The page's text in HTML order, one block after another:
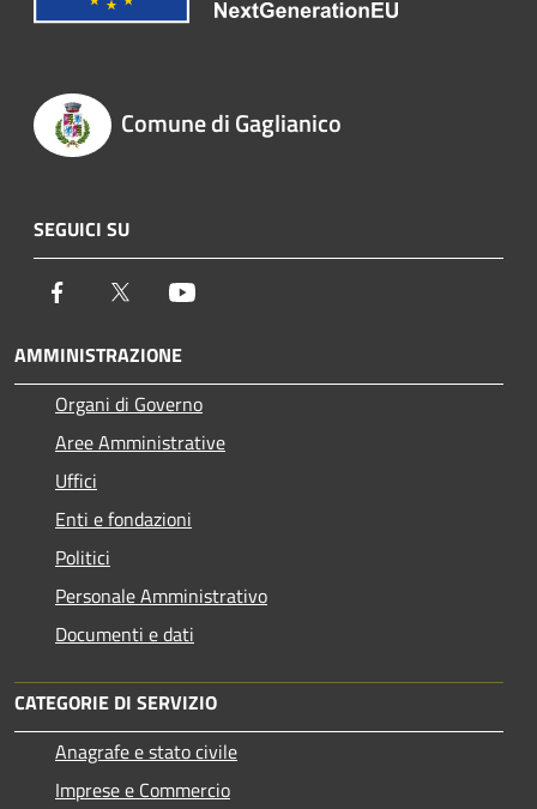
Comune di Gaglianico
SEGUICI SU
Facebook Twitter
AMMINISTRAZIONE
Organi di Governo
Aree Amministrative
Uffici
Enti e fondazioni
Politici
Personale Amministrativo
Documenti e dati
CATEGORIE DI SERVIZIO
Anagrafe e stato civile
Imprese e Commercio